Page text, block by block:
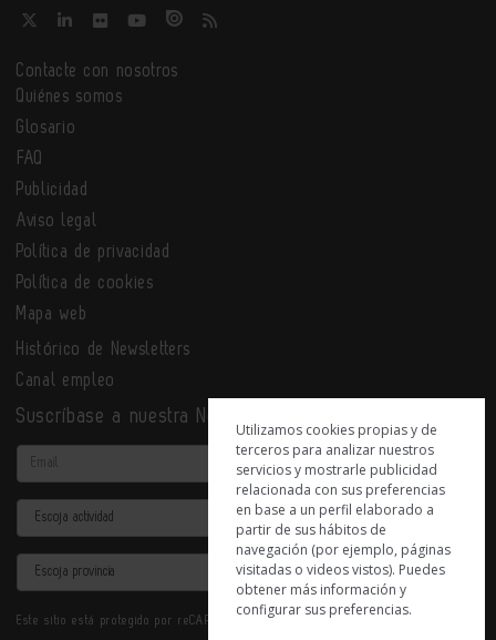
Contacte con nosotros
Quiénes somos
Glosario
FAQ
Publicidad
Aviso legal
Política de privacidad
Política de cookies
Mapa web
Histórico de Newsletters
Canal empleo
Suscríbase a nuestra Newsletter
Email
Actividad
Provincia
Este sitio está protegido por reCAPTCHA y se aplican la
Utilizamos cookies propias y de
terceros para analizar nuestros
servicios y mostrarle publicidad
relacionada con sus preferencias
en base a un perfil elaborado a
partir de sus hábitos de
navegación (por ejemplo, páginas
visitadas o videos vistos). Puedes
obtener más información y
configurar sus preferencias.